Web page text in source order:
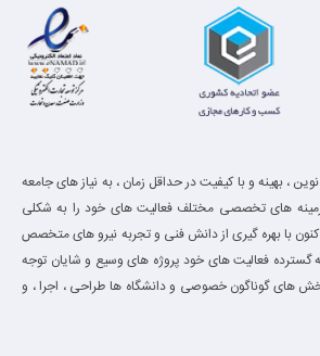
، بهینه و با کیفیت در حداقل زمان ، به نیاز های جامعه
های تخصصی مختلف فعالیت های خود را به شکلی
با بهره گیری از دانش فنی و تجربه نیرو های متخصص
گسترده فعالیت های خود پروژه های وسیع و شایان توجه
های گوناگون خصوصی و دانشگاه ها طراحی ، اجرا ، و